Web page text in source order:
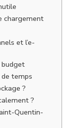
chargement
et l’e-
budget
de temps
?
?
Quentin-